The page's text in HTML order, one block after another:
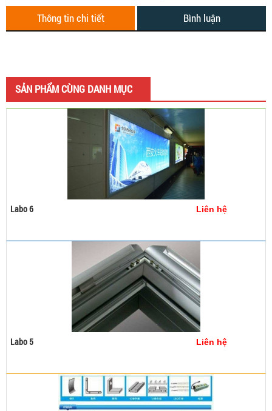
Thông tin chi tiết Bình luận
SẢN PHẨM CÙNG DANH MỤC
Mua ngay
Labo 6 Liên hệ
Mua ngay
Labo 5 Liên hệ